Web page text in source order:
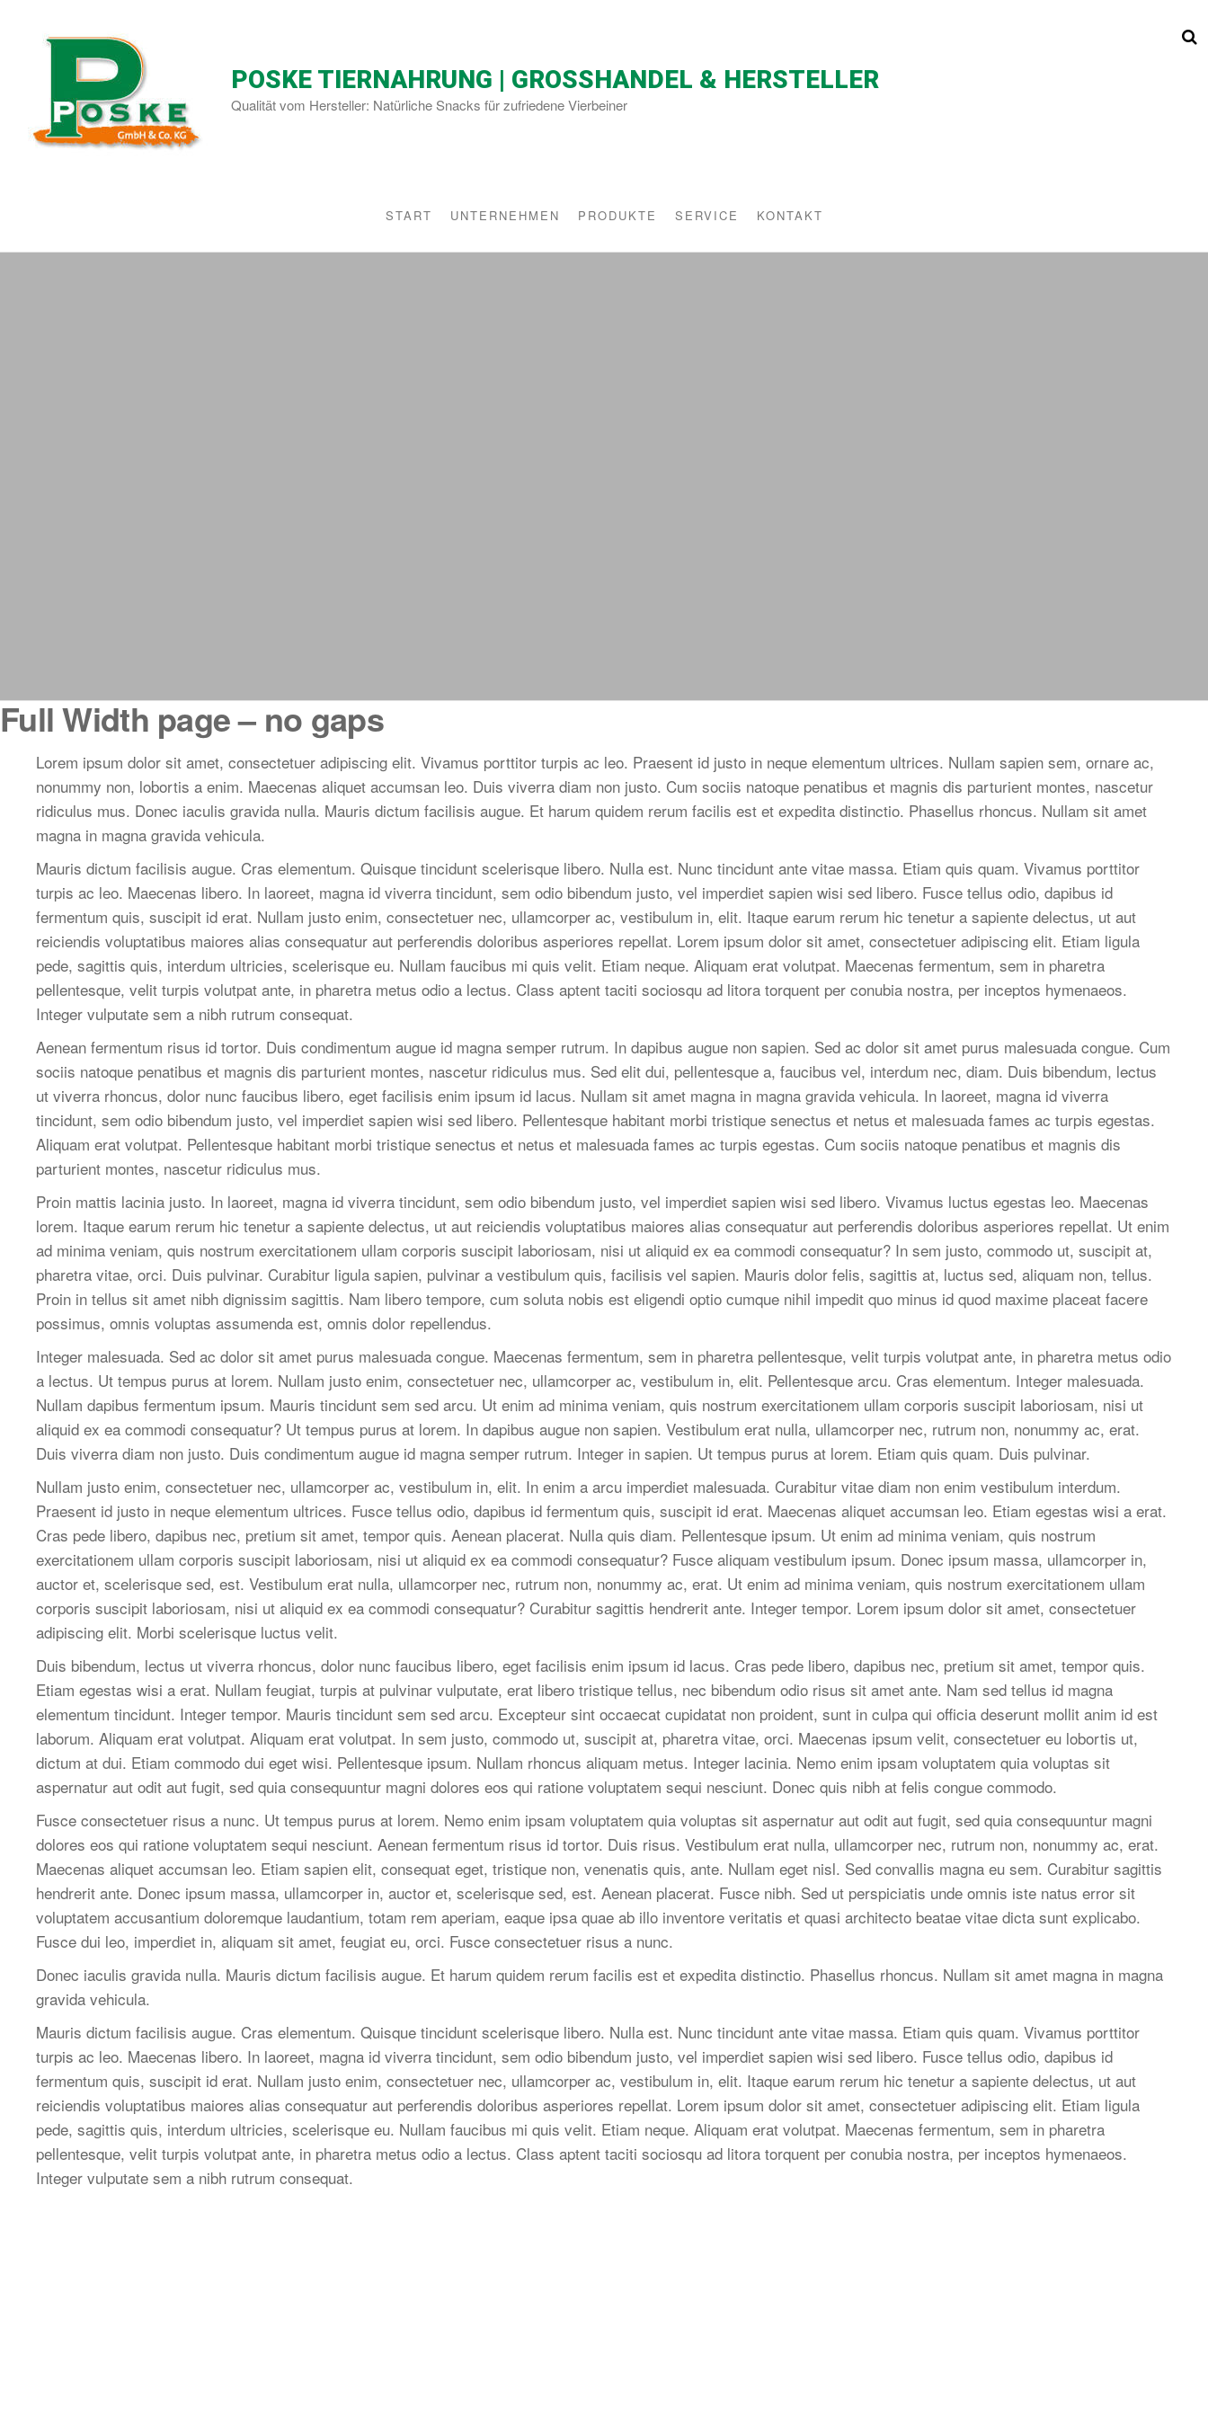
POSKE TIERNAHRUNG | GROSSHANDEL & HERSTELLER
Qualität vom Hersteller: Natürliche Snacks für zufriedene Vierbeiner
START UNTERNEHMEN PRODUKTE SERVICE KONTAKT
Full Width page – no gaps
Lorem ipsum dolor sit amet, consectetuer adipiscing elit. Vivamus porttitor turpis ac leo. Praesent id justo in neque elementum ultrices. Nullam sapien sem, ornare ac,
nonummy non, lobortis a enim. Maecenas aliquet accumsan leo. Duis viverra diam non justo. Cum sociis natoque penatibus et magnis dis parturient montes, nascetur
ridiculus mus. Donec iaculis gravida nulla. Mauris dictum facilisis augue. Et harum quidem rerum facilis est et expedita distinctio. Phasellus rhoncus. Nullam sit amet
magna in magna gravida vehicula.
Mauris dictum facilisis augue. Cras elementum. Quisque tincidunt scelerisque libero. Nulla est. Nunc tincidunt ante vitae massa. Etiam quis quam. Vivamus porttitor
turpis ac leo. Maecenas libero. In laoreet, magna id viverra tincidunt, sem odio bibendum justo, vel imperdiet sapien wisi sed libero. Fusce tellus odio, dapibus id
fermentum quis, suscipit id erat. Nullam justo enim, consectetuer nec, ullamcorper ac, vestibulum in, elit. Itaque earum rerum hic tenetur a sapiente delectus, ut aut
reiciendis voluptatibus maiores alias consequatur aut perferendis doloribus asperiores repellat. Lorem ipsum dolor sit amet, consectetuer adipiscing elit. Etiam ligula
pede, sagittis quis, interdum ultricies, scelerisque eu. Nullam faucibus mi quis velit. Etiam neque. Aliquam erat volutpat. Maecenas fermentum, sem in pharetra
pellentesque, velit turpis volutpat ante, in pharetra metus odio a lectus. Class aptent taciti sociosqu ad litora torquent per conubia nostra, per inceptos hymenaeos.
Integer vulputate sem a nibh rutrum consequat.
Aenean fermentum risus id tortor. Duis condimentum augue id magna semper rutrum. In dapibus augue non sapien. Sed ac dolor sit amet purus malesuada congue. Cum
sociis natoque penatibus et magnis dis parturient montes, nascetur ridiculus mus. Sed elit dui, pellentesque a, faucibus vel, interdum nec, diam. Duis bibendum, lectus
ut viverra rhoncus, dolor nunc faucibus libero, eget facilisis enim ipsum id lacus. Nullam sit amet magna in magna gravida vehicula. In laoreet, magna id viverra
tincidunt, sem odio bibendum justo, vel imperdiet sapien wisi sed libero. Pellentesque habitant morbi tristique senectus et netus et malesuada fames ac turpis egestas.
Aliquam erat volutpat. Pellentesque habitant morbi tristique senectus et netus et malesuada fames ac turpis egestas. Cum sociis natoque penatibus et magnis dis
parturient montes, nascetur ridiculus mus.
Proin mattis lacinia justo. In laoreet, magna id viverra tincidunt, sem odio bibendum justo, vel imperdiet sapien wisi sed libero. Vivamus luctus egestas leo. Maecenas
lorem. Itaque earum rerum hic tenetur a sapiente delectus, ut aut reiciendis voluptatibus maiores alias consequatur aut perferendis doloribus asperiores repellat. Ut enim
ad minima veniam, quis nostrum exercitationem ullam corporis suscipit laboriosam, nisi ut aliquid ex ea commodi consequatur? In sem justo, commodo ut, suscipit at,
pharetra vitae, orci. Duis pulvinar. Curabitur ligula sapien, pulvinar a vestibulum quis, facilisis vel sapien. Mauris dolor felis, sagittis at, luctus sed, aliquam non, tellus.
Proin in tellus sit amet nibh dignissim sagittis. Nam libero tempore, cum soluta nobis est eligendi optio cumque nihil impedit quo minus id quod maxime placeat facere
possimus, omnis voluptas assumenda est, omnis dolor repellendus.
Integer malesuada. Sed ac dolor sit amet purus malesuada congue. Maecenas fermentum, sem in pharetra pellentesque, velit turpis volutpat ante, in pharetra metus odio
a lectus. Ut tempus purus at lorem. Nullam justo enim, consectetuer nec, ullamcorper ac, vestibulum in, elit. Pellentesque arcu. Cras elementum. Integer malesuada.
Nullam dapibus fermentum ipsum. Mauris tincidunt sem sed arcu. Ut enim ad minima veniam, quis nostrum exercitationem ullam corporis suscipit laboriosam, nisi ut
aliquid ex ea commodi consequatur? Ut tempus purus at lorem. In dapibus augue non sapien. Vestibulum erat nulla, ullamcorper nec, rutrum non, nonummy ac, erat.
Duis viverra diam non justo. Duis condimentum augue id magna semper rutrum. Integer in sapien. Ut tempus purus at lorem. Etiam quis quam. Duis pulvinar.
Nullam justo enim, consectetuer nec, ullamcorper ac, vestibulum in, elit. In enim a arcu imperdiet malesuada. Curabitur vitae diam non enim vestibulum interdum.
Praesent id justo in neque elementum ultrices. Fusce tellus odio, dapibus id fermentum quis, suscipit id erat. Maecenas aliquet accumsan leo. Etiam egestas wisi a erat.
Cras pede libero, dapibus nec, pretium sit amet, tempor quis. Aenean placerat. Nulla quis diam. Pellentesque ipsum. Ut enim ad minima veniam, quis nostrum
exercitationem ullam corporis suscipit laboriosam, nisi ut aliquid ex ea commodi consequatur? Fusce aliquam vestibulum ipsum. Donec ipsum massa, ullamcorper in,
auctor et, scelerisque sed, est. Vestibulum erat nulla, ullamcorper nec, rutrum non, nonummy ac, erat. Ut enim ad minima veniam, quis nostrum exercitationem ullam
corporis suscipit laboriosam, nisi ut aliquid ex ea commodi consequatur? Curabitur sagittis hendrerit ante. Integer tempor. Lorem ipsum dolor sit amet, consectetuer
adipiscing elit. Morbi scelerisque luctus velit.
Duis bibendum, lectus ut viverra rhoncus, dolor nunc faucibus libero, eget facilisis enim ipsum id lacus. Cras pede libero, dapibus nec, pretium sit amet, tempor quis.
Etiam egestas wisi a erat. Nullam feugiat, turpis at pulvinar vulputate, erat libero tristique tellus, nec bibendum odio risus sit amet ante. Nam sed tellus id magna
elementum tincidunt. Integer tempor. Mauris tincidunt sem sed arcu. Excepteur sint occaecat cupidatat non proident, sunt in culpa qui officia deserunt mollit anim id est
laborum. Aliquam erat volutpat. Aliquam erat volutpat. In sem justo, commodo ut, suscipit at, pharetra vitae, orci. Maecenas ipsum velit, consectetuer eu lobortis ut,
dictum at dui. Etiam commodo dui eget wisi. Pellentesque ipsum. Nullam rhoncus aliquam metus. Integer lacinia. Nemo enim ipsam voluptatem quia voluptas sit
aspernatur aut odit aut fugit, sed quia consequuntur magni dolores eos qui ratione voluptatem sequi nesciunt. Donec quis nibh at felis congue commodo.
Fusce consectetuer risus a nunc. Ut tempus purus at lorem. Nemo enim ipsam voluptatem quia voluptas sit aspernatur aut odit aut fugit, sed quia consequuntur magni
dolores eos qui ratione voluptatem sequi nesciunt. Aenean fermentum risus id tortor. Duis risus. Vestibulum erat nulla, ullamcorper nec, rutrum non, nonummy ac, erat.
Maecenas aliquet accumsan leo. Etiam sapien elit, consequat eget, tristique non, venenatis quis, ante. Nullam eget nisl. Sed convallis magna eu sem. Curabitur sagittis
hendrerit ante. Donec ipsum massa, ullamcorper in, auctor et, scelerisque sed, est. Aenean placerat. Fusce nibh. Sed ut perspiciatis unde omnis iste natus error sit
voluptatem accusantium doloremque laudantium, totam rem aperiam, eaque ipsa quae ab illo inventore veritatis et quasi architecto beatae vitae dicta sunt explicabo.
Fusce dui leo, imperdiet in, aliquam sit amet, feugiat eu, orci. Fusce consectetuer risus a nunc.
Donec iaculis gravida nulla. Mauris dictum facilisis augue. Et harum quidem rerum facilis est et expedita distinctio. Phasellus rhoncus. Nullam sit amet magna in magna
gravida vehicula.
Mauris dictum facilisis augue. Cras elementum. Quisque tincidunt scelerisque libero. Nulla est. Nunc tincidunt ante vitae massa. Etiam quis quam. Vivamus porttitor
turpis ac leo. Maecenas libero. In laoreet, magna id viverra tincidunt, sem odio bibendum justo, vel imperdiet sapien wisi sed libero. Fusce tellus odio, dapibus id
fermentum quis, suscipit id erat. Nullam justo enim, consectetuer nec, ullamcorper ac, vestibulum in, elit. Itaque earum rerum hic tenetur a sapiente delectus, ut aut
reiciendis voluptatibus maiores alias consequatur aut perferendis doloribus asperiores repellat. Lorem ipsum dolor sit amet, consectetuer adipiscing elit. Etiam ligula
pede, sagittis quis, interdum ultricies, scelerisque eu. Nullam faucibus mi quis velit. Etiam neque. Aliquam erat volutpat. Maecenas fermentum, sem in pharetra
pellentesque, velit turpis volutpat ante, in pharetra metus odio a lectus. Class aptent taciti sociosqu ad litora torquent per conubia nostra, per inceptos hymenaeos.
Integer vulputate sem a nibh rutrum consequat.